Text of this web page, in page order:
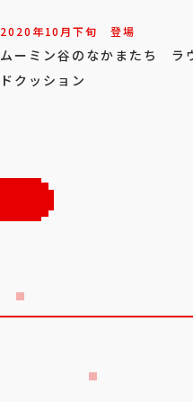
2020年10月下旬 登場
ムーミン谷のなかまたち ラ
ドクッション